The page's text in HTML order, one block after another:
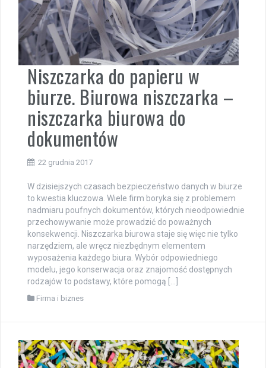
Niszczarka do papieru w
biurze. Biurowa niszczarka –
niszczarka biurowa do
dokumentów
22 grudnia 2017
W dzisiejszych czasach bezpieczeństwo danych w biurze
to kwestia kluczowa. Wiele firm boryka się z problemem
nadmiaru poufnych dokumentów, których nieodpowiednie
przechowywanie może prowadzić do poważnych
konsekwencji. Niszczarka biurowa staje się więc nie tylko
narzędziem, ale wręcz niezbędnym elementem
wyposażenia każdego biura. Wybór odpowiedniego
modelu, jego konserwacja oraz znajomość dostępnych
rodzajów to podstawy, które pomogą […]
Firma i biznes